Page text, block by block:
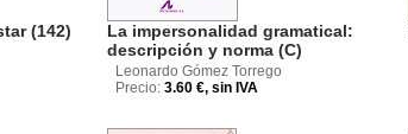
(142)
La impersonalidad gramatical:
descripción y norma (C)
Leonardo Gómez Torrego
Precio: 3.60 €, sin IVA